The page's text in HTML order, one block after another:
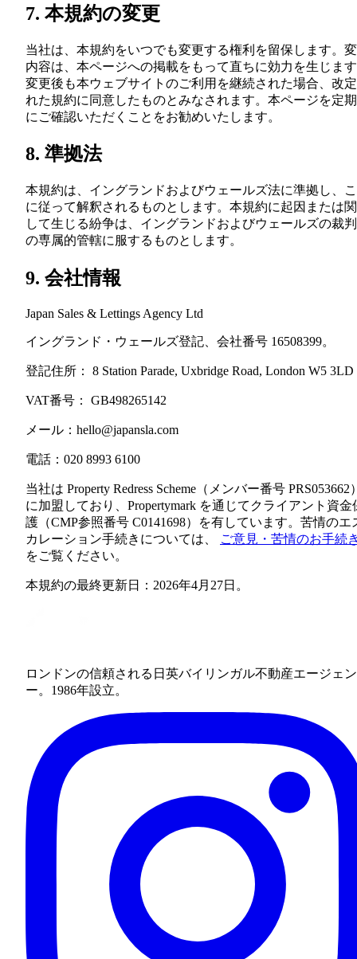
7. 本規約の変更
当社は、本規約をいつでも変更する権利を留保します。
内容は、本ページへの掲載をもって直ちに効力を生じま
変更後も本ウェブサイトのご利用を継続された場合、改
れた規約に同意したものとみなされます。本ページを定
にご確認いただくことをお勧めいたします。
8. 準拠法
本規約は、イングランドおよびウェールズ法に準拠し、
に従って解釈されるものとします。本規約に起因または
して生じる紛争は、イングランドおよびウェールズの裁
の専属的管轄に服するものとします。
9. 会社情報
Japan Sales & Lettings Agency Ltd
イングランド・ウェールズ登記、会社番号 16508399。
登記住所： 8 Station Parade, Uxbridge Road, London W5 3LD
VAT番号： GB498265142
メール：hello@japansla.com
電話：020 8993 6100
当社は Property Redress Scheme（メンバー番号 PRS053662
に加盟しており、Propertymark を通じてクライアント資金
護（CMP参照番号 C0141698）を有しています。苦情のエ
カレーション手続きについては、
ご意見・苦情のお手続
をご覧ください。
本規約の最終更新日：2026年4月27日。
ロンドンの信頼される日英バイリンガル不動産エージェ
ー。1986年設立。